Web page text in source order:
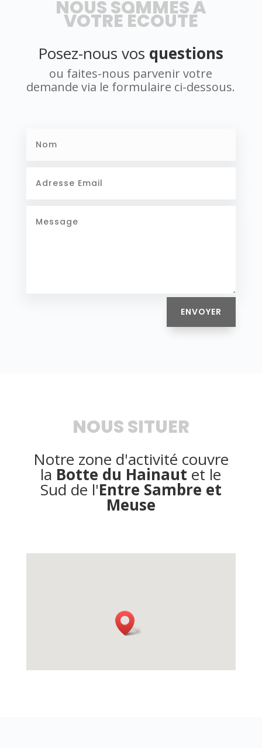
NOUS SOMMES À
VOTRE ÉCOUTE
Posez-nous vos questions
ou faites-nous parvenir votre
demande via le formulaire ci-dessous.
ENVOYER
NOUS SITUER
Notre zone d'activité couvre
la Botte du Hainaut et le
Sud de l'Entre Sambre et
Meuse